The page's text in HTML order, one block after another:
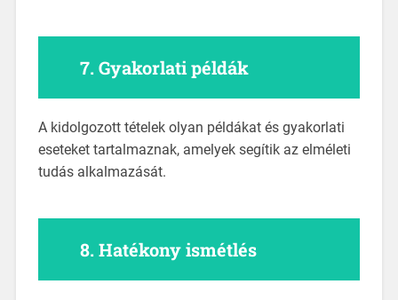
7.Gyakorlati példák
A kidolgozott tételek olyan példákat és gyakorlati
eseteket tartalmaznak, amelyek segítik az elméleti
tudás alkalmazását.
8.Hatékony ismétlés